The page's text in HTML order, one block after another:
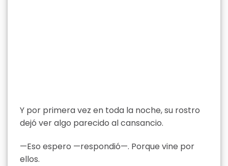
Y por primera vez en toda la noche, su rostro
dejó ver algo parecido al cansancio.
—Eso espero —respondió—. Porque vine por
ellos.